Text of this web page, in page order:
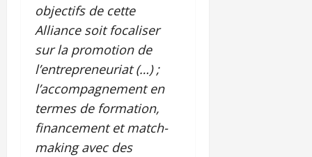
objectifs de cette
Alliance soit focaliser
sur la promotion de
l’entrepreneuriat (…) ;
l’accompagnement en
termes de formation,
financement et match-
making avec des